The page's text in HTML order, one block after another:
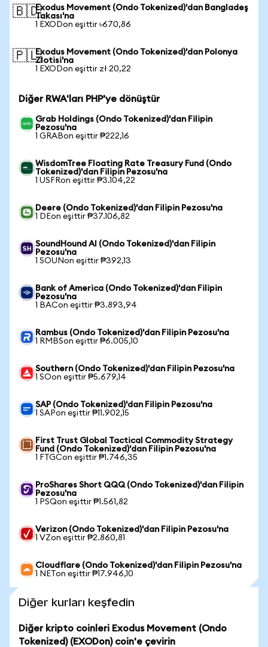
🇧🇩Exodus Movement (Ondo Tokenized)'dan Bangladeş
Takası'na
1 EXODon eşittir ৳670,86
🇵🇱Exodus Movement (Ondo Tokenized)'dan Polonya
Zlotisi'na
1 EXODon eşittir zł 20,22
Diğer RWA'ları PHP'ye dönüştür
Grab Holdings (Ondo Tokenized)'dan Filipin
Pezosu'na
1 GRABon eşittir ₱222,16
WisdomTree Floating Rate Treasury Fund (Ondo
Tokenized)'dan Filipin Pezosu'na
1 USFRon eşittir ₱3.104,22
Deere (Ondo Tokenized)'dan Filipin Pezosu'na
1 DEon eşittir ₱37.106,82
SoundHound AI (Ondo Tokenized)'dan Filipin
Pezosu'na
1 SOUNon eşittir ₱392,13
Bank of America (Ondo Tokenized)'dan Filipin
Pezosu'na
1 BACon eşittir ₱3.893,94
Rambus (Ondo Tokenized)'dan Filipin Pezosu'na
1 RMBSon eşittir ₱6.005,10
Southern (Ondo Tokenized)'dan Filipin Pezosu'na
1 SOon eşittir ₱5.679,14
SAP (Ondo Tokenized)'dan Filipin Pezosu'na
1 SAPon eşittir ₱11.902,15
First Trust Global Tactical Commodity Strategy
Fund (Ondo Tokenized)'dan Filipin Pezosu'na
1 FTGCon eşittir ₱1.746,35
ProShares Short QQQ (Ondo Tokenized)'dan Filipin
Pezosu'na
1 PSQon eşittir ₱1.561,82
Verizon (Ondo Tokenized)'dan Filipin Pezosu'na
1 VZon eşittir ₱2.860,81
Cloudflare (Ondo Tokenized)'dan Filipin Pezosu'na
1 NETon eşittir ₱17.946,10
Diğer kurları keşfedin
Diğer kripto coinleri Exodus Movement (Ondo
Tokenized) (EXODon) coin'e çevirin